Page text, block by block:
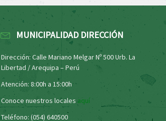
MUNICIPALIDAD DIRECCIÓN
Dirección: Calle Mariano Melgar Nº 500 Urb. La
Libertad / Arequipa – Perú
Atención: 8:00h a 15:00h
Conoce nuestros locales aquí
Teléfono: (054) 640500